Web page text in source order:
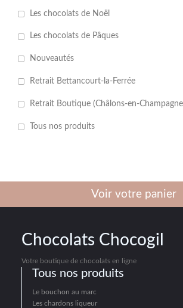
Les chocolats de Noël
Les chocolats de Pâques
Nouveautés
Retrait Bettancourt-la-Ferrée
Retrait Boutique (Châlons-en-
Tous nos produits
Voir votre panier
Chocolats Chocogil
Votre boutique de chocolats en ligne
Tous nos produits
Le bouchon au marc
Les chardons liqueur